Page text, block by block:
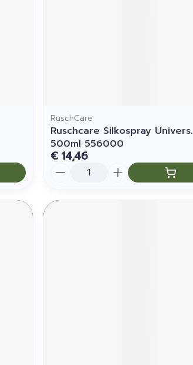
RuschCare
Ruschcare Silkospray Univers.
500ml 556000
€ 14,46